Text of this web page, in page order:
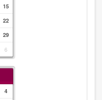
15
22
29
6
4